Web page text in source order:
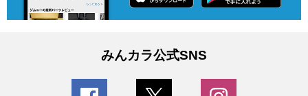
みんカラ公式SNS